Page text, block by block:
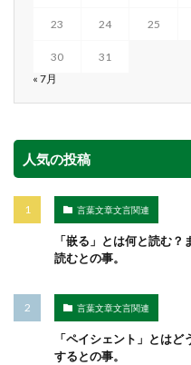
23 24 25
30
31
« 7月
人気の投稿
言葉文章文言関連
「嵌る」とは何と読む
読むとの事。
言葉文章文言関連
「ペイシェント」とは
するとの事。